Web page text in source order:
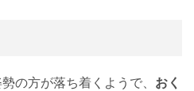
の方が落ち着くようで、 おく